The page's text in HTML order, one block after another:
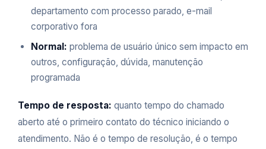
departamento com processo parado, e-mail
corporativo fora
Normal: problema de usuário único sem impacto em
outros, configuração, dúvida, manutenção
programada
Tempo de resposta: quanto tempo do chamado
aberto até o primeiro contato do técnico iniciando o
atendimento. Não é o tempo de resolução, é o tempo